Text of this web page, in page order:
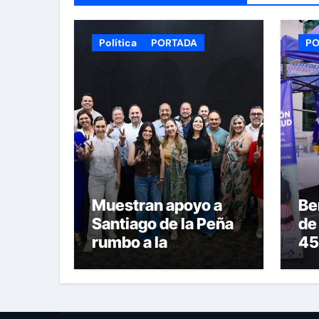
Política PORTADA
Muestran apoyo a
Santiago de la Peña
rumbo a la
a la Presidencia